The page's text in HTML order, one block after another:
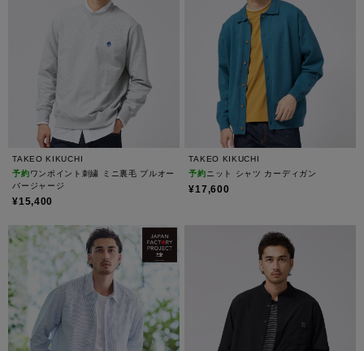
TAKEO KIKUCHI
予約ワンポイント刺繍 ミニ裏毛 プルオー
バージャージ
¥15,400
TAKEO KIKUCHI
予約 ニット シャツ カーディガン
¥17,600